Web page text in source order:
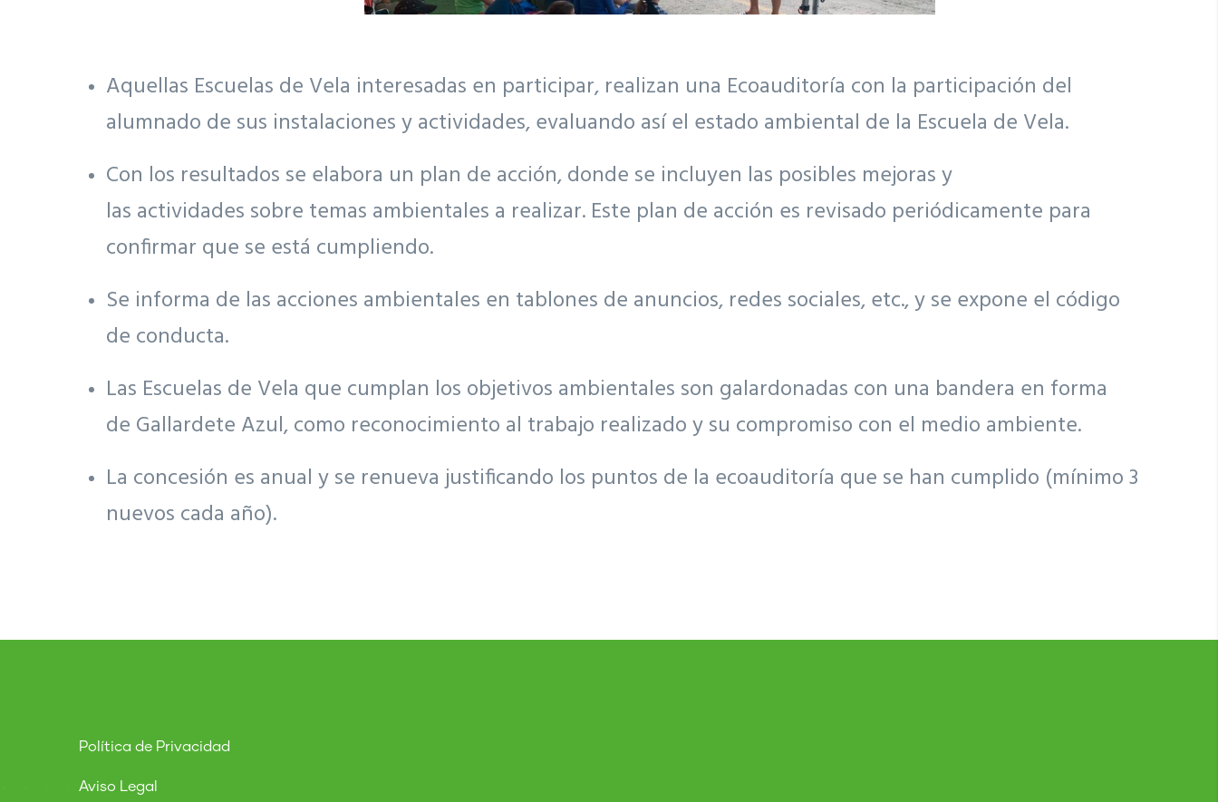
Aquellas Escuelas de Vela interesadas en participar, realizan una Ecoauditoría con la participación del
alumnado de sus instalaciones y actividades, evaluando así el estado ambiental de la Escuela de Vela.
Con los resultados se elabora un plan de acción, donde se incluyen las posibles mejoras y
las actividades sobre temas ambientales a realizar. Este plan de acción es revisado periódicamente para
confirmar que se está cumpliendo.
Se informa de las acciones ambientales en tablones de anuncios, redes sociales, etc., y se expone el código
de conducta.
Las Escuelas de Vela que cumplan los objetivos ambientales son galardonadas con una bandera en forma
de Gallardete Azul, como reconocimiento al trabajo realizado y su compromiso con el medio ambiente.
La concesión es anual y se renueva justificando los puntos de la ecoauditoría que se han cumplido (mínimo 3
nuevos cada año).
Política de Privacidad
Aviso Legal